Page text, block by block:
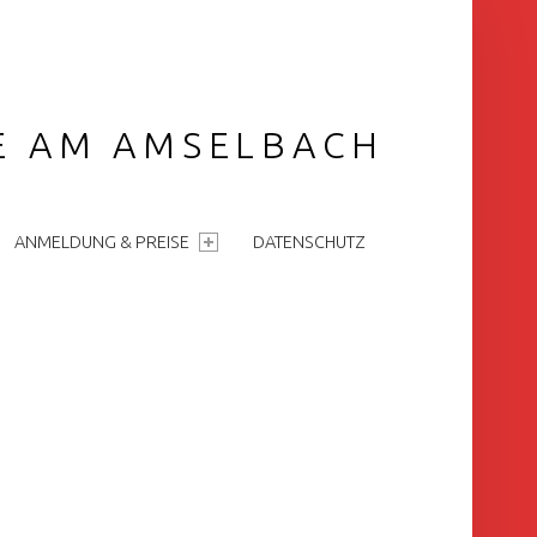
AM AMSELBACH
ANMELDUNG & PREISE DATENSCHUTZ